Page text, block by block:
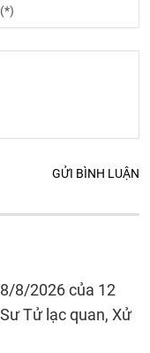
GỬI BÌNH LUẬN
8/2026 của 12
Tử lạc quan, Xử